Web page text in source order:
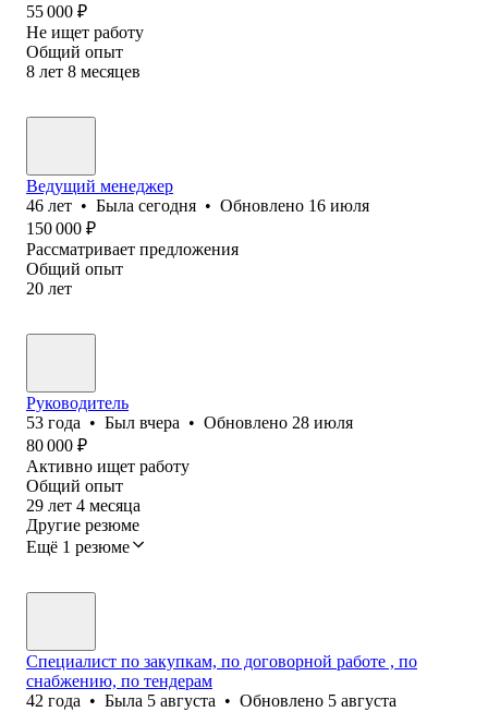
55 000 ₽
Не ищет работу
Общий опыт
8 лет 8 месяцев
Ведущий менеджер
46 лет • Была сегодня • Обновлено 16 июля
150 000 ₽
Рассматривает предложения
Общий опыт
20 лет
Руководитель
53 года • Был вчера • Обновлено 28 июля
80 000 ₽
Активно ищет работу
Общий опыт
29 лет 4 месяца
Другие резюме
Ещё 1 резюме
Специалист по закупкам, по договорной работе , по
снабжению, по тендерам
42 года • Была 5 августа • Обновлено 5 августа